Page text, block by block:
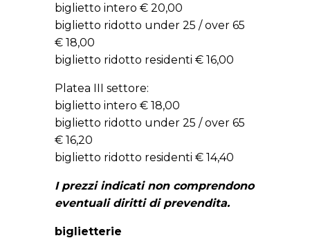
biglietto intero € 20,00
biglietto ridotto under 25 / over 65
€ 18,00
biglietto ridotto residenti € 16,00
Platea III settore:
biglietto intero € 18,00
biglietto ridotto under 25 / over 65
€ 16,20
biglietto ridotto residenti € 14,40
I prezzi indicati non comprendono
eventuali diritti di prevendita.
biglietterie